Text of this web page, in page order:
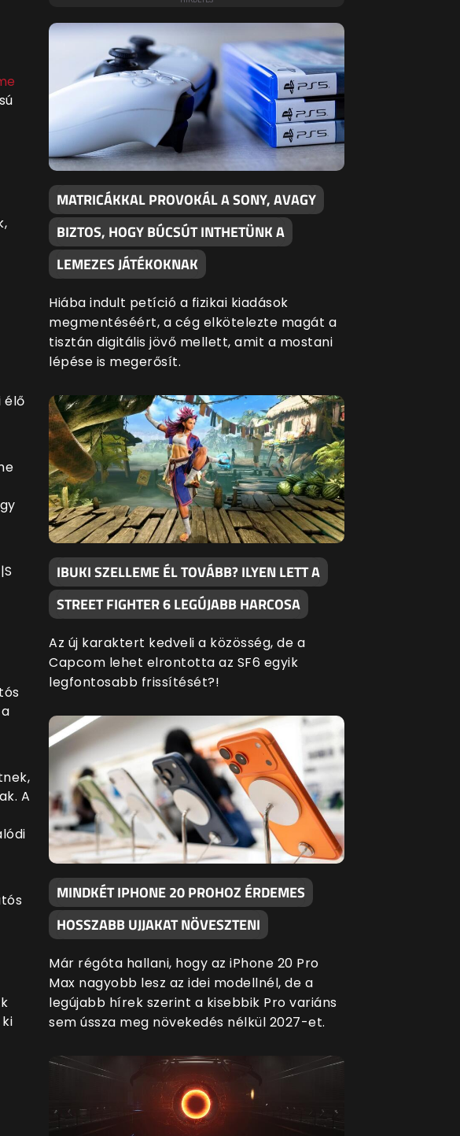
élő
A
MATRICÁKKAL PROVOKÁL A SONY, AVAGY
BIZTOS, HOGY BÚCSÚT INTHETÜNK A
LEMEZES JÁTÉKOKNAK
Hiába indult petíció a fizikai kiadások
megmentéséért, a cég elkötelezte magát a
tisztán digitális jövő mellett, amit a mostani
lépése is megerősít.
IBUKI SZELLEME ÉL TOVÁBB? ILYEN LETT A
STREET FIGHTER 6 LEGÚJABB HARCOSA
Az új karaktert kedveli a közösség, de a
Capcom lehet elrontotta az SF6 egyik
legfontosabb frissítését?!
MINDKÉT IPHONE 20 PROHOZ ÉRDEMES
HOSSZABB UJJAKAT NÖVESZTENI
Már régóta hallani, hogy az iPhone 20 Pro
Max nagyobb lesz az idei modellnél, de a
legújabb hírek szerint a kisebbik Pro variáns
sem ússza meg növekedés nélkül 2027-et.